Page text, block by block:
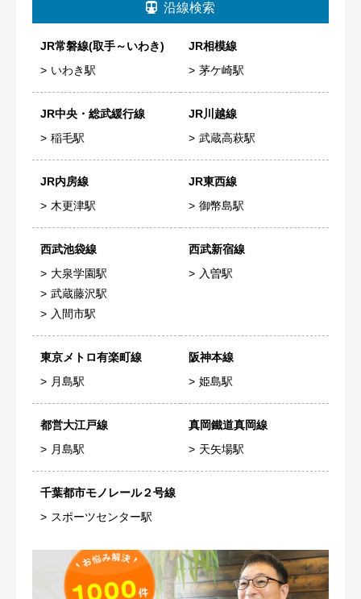
沿線検索
JR常磐線(取手～いわき)
いわき駅
JR相模線
茅ケ崎駅
JR中央・総武緩行線
稲毛駅
JR川越線
武蔵高萩駅
JR内房線
木更津駅
JR東西線
御幣島駅
西武池袋線
大泉学園駅
武蔵藤沢駅
入間市駅
西武新宿線
入曽駅
東京メトロ有楽町線
月島駅
阪神本線
姫島駅
都営大江戸線
月島駅
真岡鐵道真岡線
天矢場駅
千葉都市モノレール２号線
スポーツセンター駅